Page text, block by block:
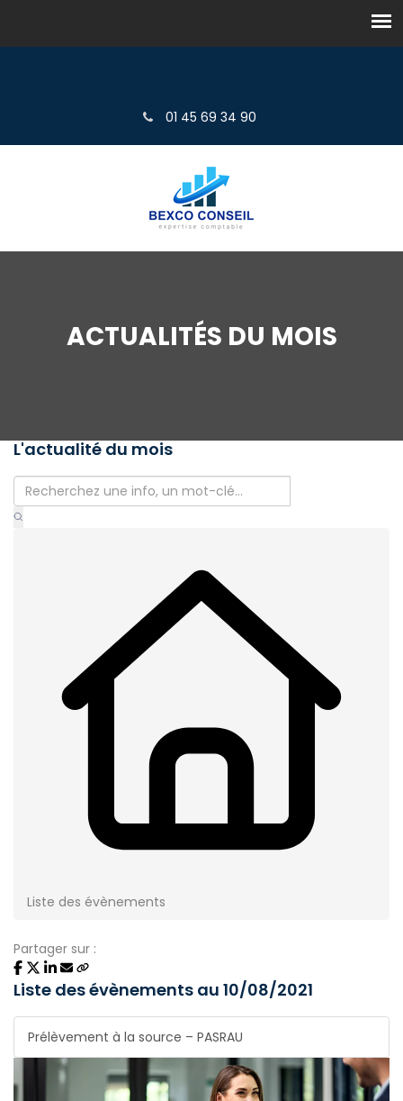
01 45 69 34 90
ACTUALITÉS DU MOIS
L'actualité du mois
Liste des évènements
Partager sur :
Liste des évènements au 10/08/2021
Prélèvement à la source – PASRAU